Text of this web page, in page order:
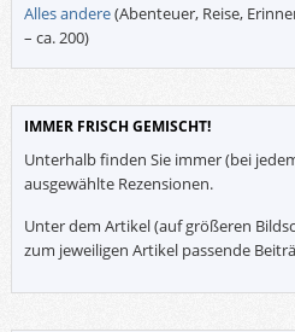
Alles andere(Abenteuer, Reise,
– ca. 200)
IMMER FRISCH GEMISCHT!
Unterhalb finden Sie immer (bei
ausgewählte Rezensionen.
Unter dem Artikel (auf größeren
zum jeweiligen Artikel passende